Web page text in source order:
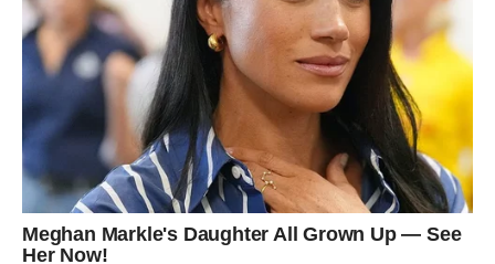
POSAO I NOVAC – RAK DOBIJA
PRIZNANJE, PODRŠKU I
OLAKŠANJE
Rakovi često rade mnogo, ali ne umeju da se “prodaju”.
Mart donosi trenutak kada se njihov rad vidi.